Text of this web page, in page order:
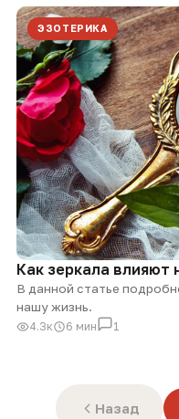
ЭЗОТЕРИКА
Как зеркала влияют
В данной статье
нашу жизнь.
4.3к 6 мин 1
Назад